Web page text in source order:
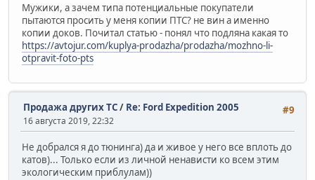
Мужики, а зачем типа потенциальные покупатели
пытаются просить у меня копии ПТС? не вин а именно
копии доков. Почитал статью - понял что подляна какая то
https://avtojur.com/kuplya-prodazha/prodazha/mozhno-li-
otpravit-foto-pts
#9
Продажа других ТС/ Re: Ford Expedition 2005
16 августа 2019, 22:32
Не добрался я до тюнинга) да и живое у него все вплоть до
катов)... Только если из личной ненависти ко всем этим
экологическим приблулам))